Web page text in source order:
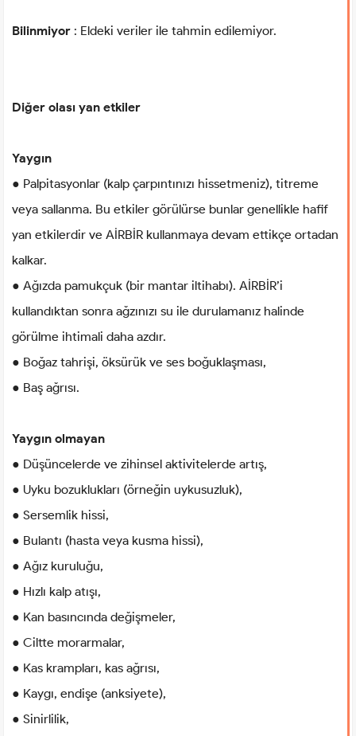
Bilinmiyor : Eldeki veriler ile tahmin edilemiyor.
Diğer olası yan etkiler
Yaygın
● Palpitasyonlar (kalp çarpıntınızı hissetmeniz), titreme
veya sallanma. Bu etkiler görülürse bunlar genellikle hafif
yan etkilerdir ve AİRBİR kullanmaya devam ettikçe ortadan
kalkar.
● Ağızda pamukçuk (bir mantar iltihabı). AİRBİR’i
kullandıktan sonra ağzınızı su ile durulamanız halinde
görülme ihtimali daha azdır.
● Boğaz tahrişi, öksürük ve ses boğuklaşması,
● Baş ağrısı.
Yaygın olmayan
● Düşüncelerde ve zihinsel aktivitelerde artış,
● Uyku bozuklukları (örneğin uykusuzluk),
● Sersemlik hissi,
● Bulantı (hasta veya kusma hissi),
● Ağız kuruluğu,
● Hızlı kalp atışı,
● Kan basıncında değişmeler,
● Ciltte morarmalar,
● Kas krampları, kas ağrısı,
● Kaygı, endişe (anksiyete),
● Sinirlilik,